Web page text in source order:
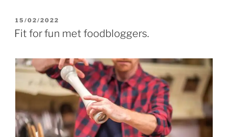
GEPLAATST
OP
15/02/2022
Fit for fun met foodbloggers.